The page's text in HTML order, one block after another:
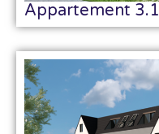
Appartement 3.1